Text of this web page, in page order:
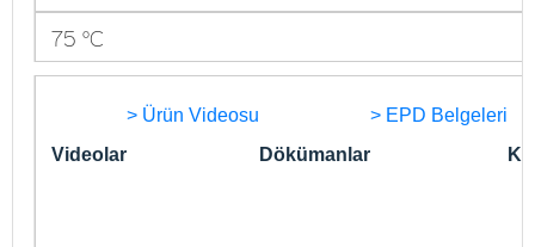
75 °C
Videolar
> Ürün Videosu
Dökümanlar
> EPD Belgeleri